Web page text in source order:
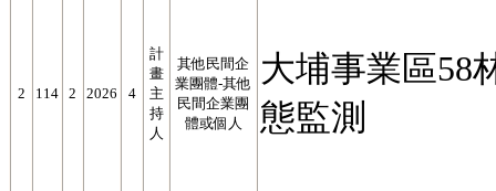
2 114 2 2026 4
計
畫
主
持
人
其他民間企
業團體-其他
民間企業團
體或個人
大埔事業區58
態監測